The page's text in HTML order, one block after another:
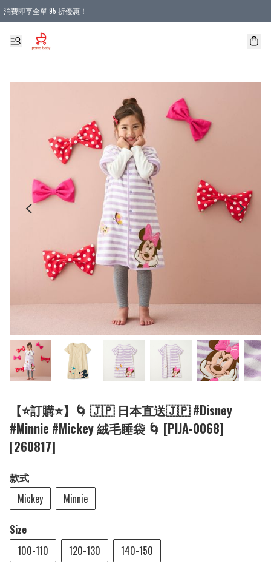
消費即享全單 95 折優惠！
購物滿 HKD 900.00即享免運費優惠！（適用於 本地送貨、本地取貨 )
【⭐訂購⭐】🌀 🇯🇵 日本直送🇯🇵 #Disney
#Minnie #Mickey 絨毛睡袋 🌀 [PIJA-0068]
[260817]
款式
Mickey
Minnie
Size
100-110
120-130 140-150